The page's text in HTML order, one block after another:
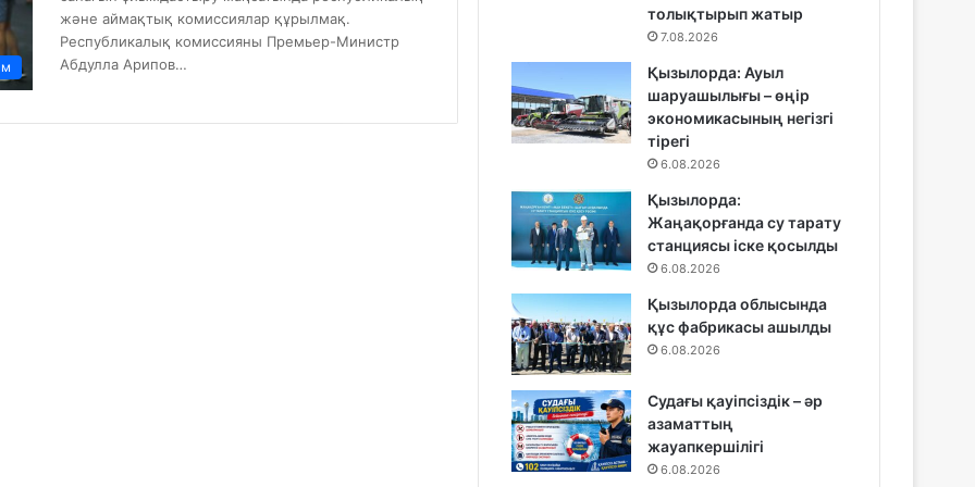
және аймақтық комиссиялар құрылмақ.
Республикалық комиссияны Премьер-Министр
Абдулла Арипов…
толықтырып жатыр
7.08.2026
Қызылорда: Ауыл
шаруашылығы – өңір
экономикасының негізгі
тірегі
6.08.2026
Қызылорда:
Жаңақорғанда су тарату
станциясы іске қосылды
6.08.2026
Қызылорда облысында
құс фабрикасы ашылды
6.08.2026
Судағы қауіпсіздік – әр
азаматтың
жауапкершілігі
6.08.2026